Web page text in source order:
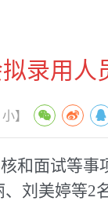
录用人
小】
和面试等事
刘美婷等2